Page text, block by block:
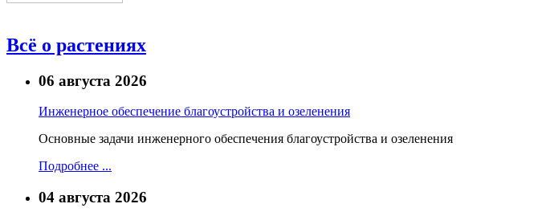
Всё о растениях
06 августа 2026
Инженерное обеспечение благоустройства и озеленения
Основные задачи инженерного обеспечения благоустройства и озеленения
Подробнее ...
04 августа 2026